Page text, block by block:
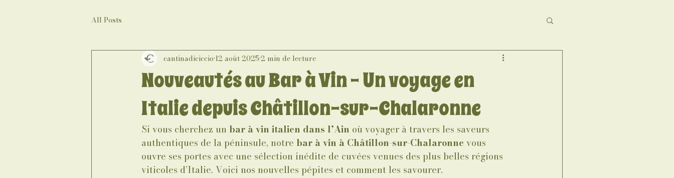
All Posts
Nouveautés au Bar à Vin – Un voyage en
Italie depuis Châtillon-sur-Chalaronne
cantinadiciccio 12 août 20252 min de lecture
Si vous cherchez un bar à vin italien dans l’Ain où voyager à travers les saveurs
authentiques de la péninsule, notre bar à vin à Châtillon-sur-Chalaronne vous
ouvre ses portes avec une sélection inédite de cuvées venues des plus belles régions
viticoles d’Italie. Voici nos nouvelles pépites et comment les savourer.